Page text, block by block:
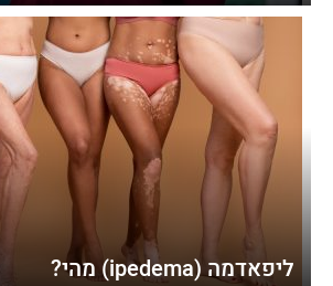
ליפאדמה (ipedema) מהי?